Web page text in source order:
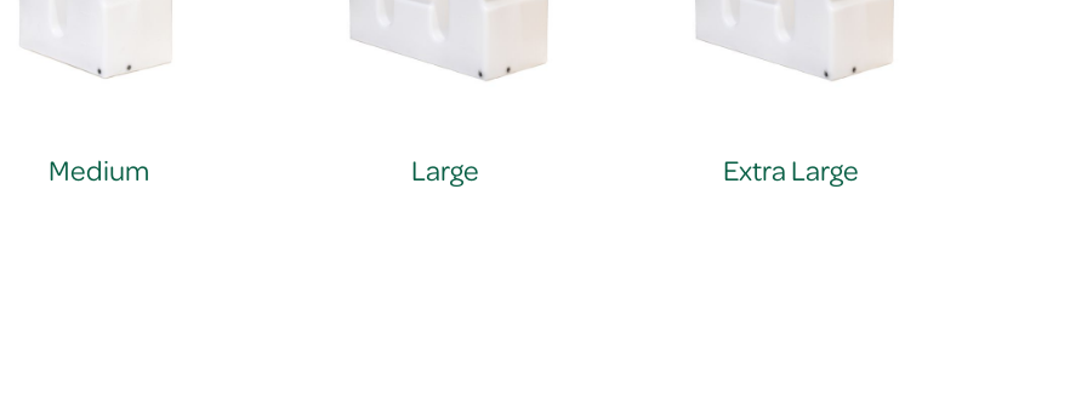
Medium Large Extra Large